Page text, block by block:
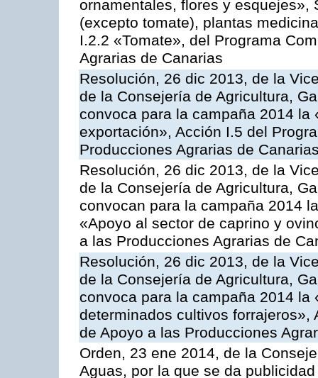
ornamentales, flores y esquejes»,
(excepto tomate), plantas
I.2.2 «Tomate», del Programa
Agrarias de Canarias
Resolución, 26 dic 2013, de la
de la Consejería de Agricultura,
convoca para la campaña 2014
exportación», Acción I.5 del
Producciones Agrarias de
Resolución, 26 dic 2013, de la
de la Consejería de Agricultura,
convocan para la campaña 2014
«Apoyo al sector de caprino y
a las Producciones Agrarias de
Resolución, 26 dic 2013, de la
de la Consejería de Agricultura,
convoca para la campaña 2014 la
determinados cultivos forrajeros»,
de Apoyo a las Producciones
Orden, 23 ene 2014, de la
Aguas, por la que se da